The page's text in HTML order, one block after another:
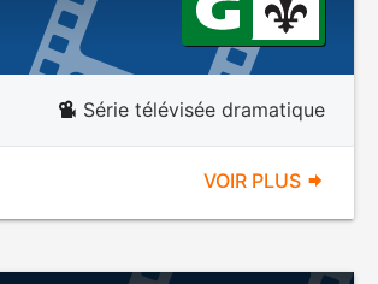
Série télévisée dramatique
VOIR PLUS